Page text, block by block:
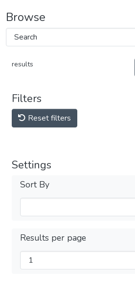
Browse
results
Filters
Reset filters
Settings
Sort By
Results per page